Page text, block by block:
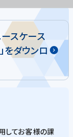
スケース
をダウンロ
してお客様の課